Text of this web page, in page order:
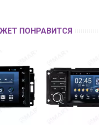
ПОНРАВИТСЯ